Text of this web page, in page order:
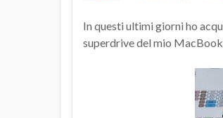
In questi ultimi giorni ho
superdrive del mio